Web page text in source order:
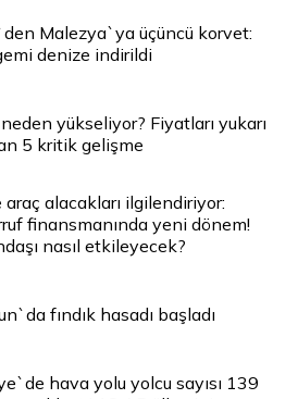
Malezya`ya üçüncü korvet:
denize indirildi
yükseliyor? Fiyatları yukarı
5 kritik gelişme
araç alacakları ilgilendiriyor:
finansmanında yeni dönem!
nasıl etkileyecek?
fındık hasadı başladı
hava yolu yolcu sayısı 139